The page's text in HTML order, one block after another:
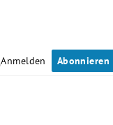
Anmelden Abonnieren